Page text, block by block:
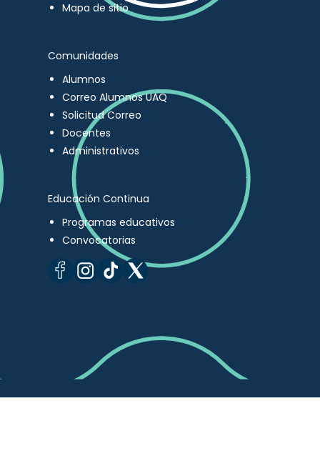
Mapa de sitio
Comunidades
Alumnos
Correo Alumnos UAQ
Solicitud Correo
Docentes
Administrativos
Educación Continua
Programas educativos
Convocatorias